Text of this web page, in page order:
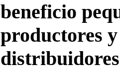
beneficio
productores